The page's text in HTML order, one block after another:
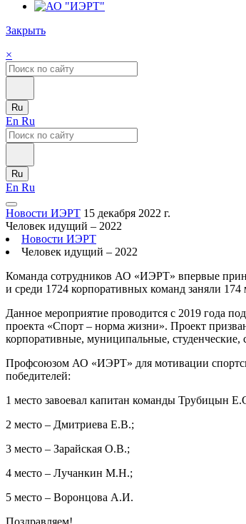
Закрыть
×
Ru
En Ru
Ru
En Ru
Новости ИЭРТ 15 декабря 2022 г.
Человек идущий – 2022
Новости ИЭРТ
Человек идущий – 2022
Команда сотрудников АО «ИЭРТ» впервые
и среди 1724 корпоративных команд заняли 174
Данное мероприятие проводится с 2019 года
проекта «Спорт – норма жизни». Проект
корпоративные, муниципальные,
Профсоюзом АО «ИЭРТ» для мотивации
победителей:
1 место завоевал капитан команды Трубицын
2 место – Дмитриева Е.В.;
3 место – Зарайская О.В.;
4 место – Лучанкин М.Н.;
5 место – Воронцова А.И.
Поздравляем!